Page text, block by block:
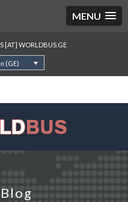
MENU
[AT] WORLDBUS.GE
(GE)